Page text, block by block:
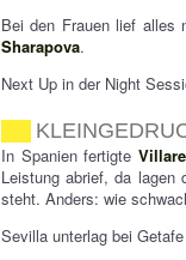
Bei den Frauen lief
Sharapova.
Next Up in der Night
In Spanien fertigte
Leistung abrief, da
steht. Anders: wie
Sevilla unterlag bei